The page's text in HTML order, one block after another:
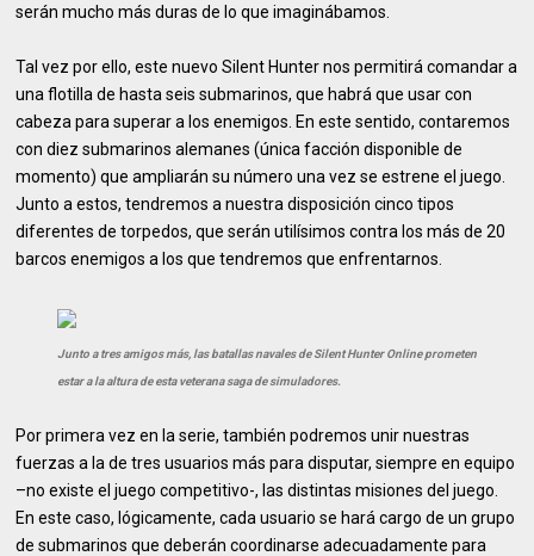
serán mucho más duras de lo que imaginábamos.
Tal vez por ello, este nuevo Silent Hunter nos permitirá comandar a
una flotilla de hasta seis submarinos, que habrá que usar con
cabeza para superar a los enemigos. En este sentido, contaremos
con diez submarinos alemanes (única facción disponible de
momento) que ampliarán su número una vez se estrene el juego.
Junto a estos, tendremos a nuestra disposición cinco tipos
diferentes de torpedos, que serán utilísimos contra los más de 20
barcos enemigos a los que tendremos que enfrentarnos.
Junto a tres amigos más, las batallas navales de Silent Hunter Online prometen
estar a la altura de esta veterana saga de simuladores.
Por primera vez en la serie, también podremos unir nuestras
fuerzas a la de tres usuarios más para disputar, siempre en equipo
–no existe el juego competitivo-, las distintas misiones del juego.
En este caso, lógicamente, cada usuario se hará cargo de un grupo
de submarinos que deberán coordinarse adecuadamente para